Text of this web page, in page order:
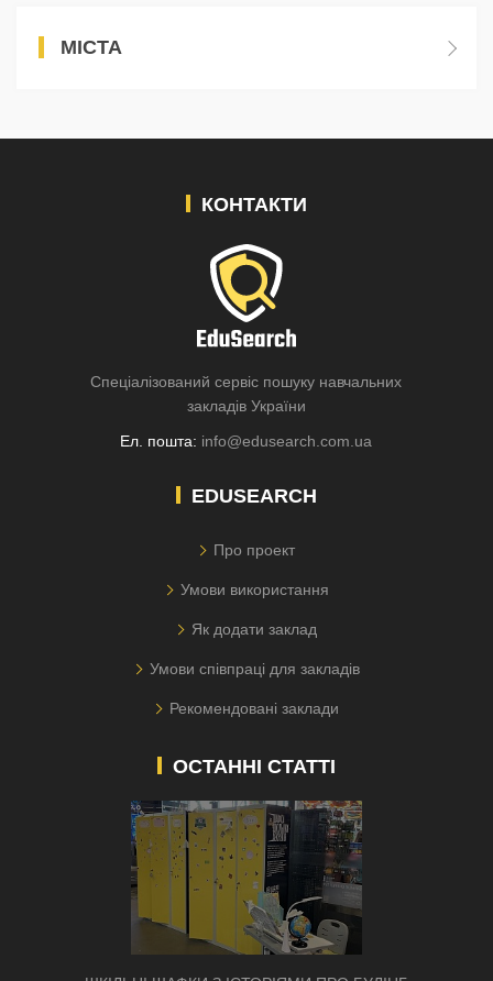
МІСТА
КОНТАКТИ
Спеціалізований сервіс пошуку навчальних
закладів України
Ел. пошта: info@edusearch.com.ua
EDUSEARCH
Про проект
Умови використання
Як додати заклад
Умови співпраці для закладів
Рекомендовані заклади
ОСТАННІ СТАТТІ